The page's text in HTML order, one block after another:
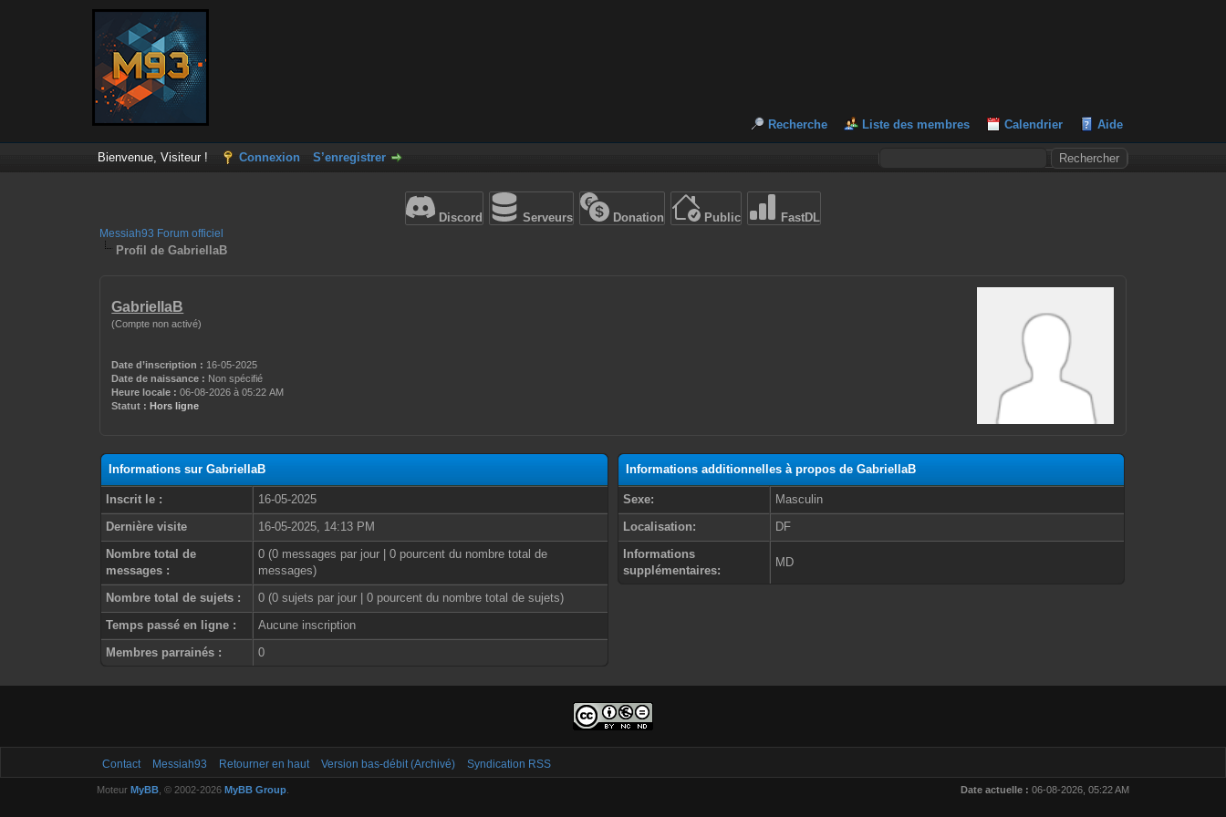
Recherche Liste des membres Calendrier Aide
Bienvenue, Visiteur ! Connexion S’enregistrer
Discord Serveurs Donation Public FastDL
Messiah93 Forum officiel
Profil de GabriellaB
GabriellaB
(Compte non activé)
Date d’inscription : 16-05-2025
Date de naissance : Non spécifié
Heure locale : 06-08-2026 à 05:22 AM
Statut : Hors ligne
Informations sur GabriellaB
Inscrit le :
16-05-2025
Dernière visite
16-05-2025, 14:13 PM
Nombre total de
messages :
0 (0 messages par jour | 0 pourcent du nombre total de
messages)
Nombre total de sujets :
0 (0 sujets par jour | 0 pourcent du nombre total de sujets)
Temps passé en ligne :
Aucune inscription
Membres parrainés :
0
Informations additionnelles à propos de GabriellaB
Sexe:
Masculin
Localisation:
DF
Informations
supplémentaires:
MD
Contact Messiah93 Retourner en haut Version bas-débit (Archivé) Syndication RSS
Date actuelle : 06-08-2026, 05:22 AM
Moteur MyBB, © 2002-2026 MyBB Group.